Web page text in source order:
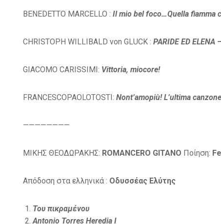
BENEDETTO MARCELLO : Il mio bel foco…Quella fiamma
CHRISTOPH WILLIBALD von GLUCK : PARIDE ED
GIACOMO CARISSIMI: Vittoria, miocore!
FRANCESCOPAOLOTOSTI: Nont’amopiù! L’ultima canzone
————————
ΜΙΚΗΣ ΘΕΟΔΩΡΑΚΗΣ: ROMANCERO GITANO Ποίηση:
Απόδοση στα ελληνικά : Οδυσσέας Ελύτης
Του πικραμένου
Antonio Torres Heredia I